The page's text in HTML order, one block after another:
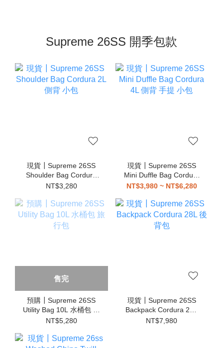
Supreme 26SS 開季包款
現貨┃Supreme 26SS
Shoulder Bag Cordura
2L 側背 小包
NT$3,280
現貨┃Supreme 26SS
Mini Duffle Bag Cordura
4L 側背 手提 小包
NT$3,980 ~ NT$6,280
售完
預購┃Supreme 26SS
Utility Bag 10L 水桶包 旅
行包
NT$5,280
現貨┃Supreme 26SS
Backpack Cordura 28L
後背包
NT$7,980